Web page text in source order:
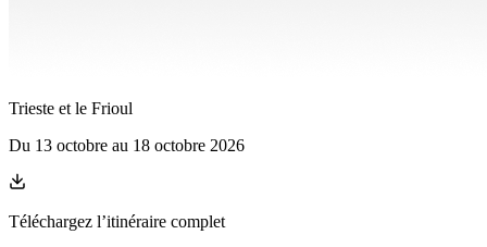
Trieste et le Frioul
Du 13 octobre au 18 octobre 2026
Téléchargez l’itinéraire complet